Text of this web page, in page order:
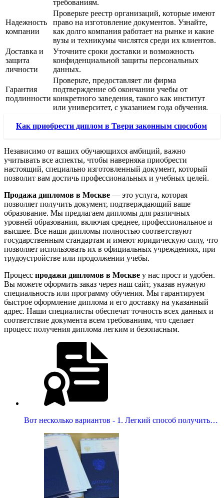
требованиям.
Надежность
компании
Проверьте реестр организаций, которые имеют
право на изготовление документов. Узнайте,
как долго компания работает на рынке и какие
вузы и техникумы числятся среди их клиентов.
Доставка и
защита
личности
Уточните сроки доставки и возможность
конфиденциальной защиты персональных
данных.
Гарантия
подлинности
Проверьте, предоставляет ли фирма
подтверждение об окончании учебы от
конкретного заведения, такого как институт
или университет, с указанием года обучения.
Как приобрести диплом в Твери законным способом
Независимо от ваших обучающихся амбиций, важно
учитывать все аспекты, чтобы наверняка приобрести
настоящий, специально изготовленный документ, который
позволит вам достичь профессиональных и учебных целей.
Продажа дипломов в Москве — это услуга, которая
позволяет получить документ, подтверждающий ваше
образование. Мы предлагаем дипломы для различных
уровней образования, включая среднее, профессиональное и
высшее. Все наши дипломы полностью соответствуют
государственным стандартам и имеют юридическую силу, что
позволяет использовать их в официальных учреждениях, при
трудоустройстве или продолжении учебы.
Процесс продажи дипломов в Москве у нас прост и удобен.
Вы можете оформить заказ через наш сайт, указав нужную
специальность или программу обучения. Мы гарантируем
быстрое оформление диплома и его доставку на указанный
адрес. Наши специалисты обеспечат точность всех данных и
соответствие документа всем требованиям, что сделает
процесс получения диплома легким и безопасным.
Вот несколько вариантов - 1. Легкий способ получить…